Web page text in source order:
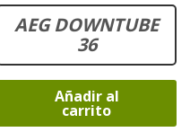
AEG DOWNTUBE
36
Añadir al
carrito